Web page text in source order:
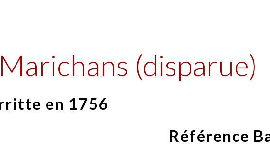
(disparue)
en 1756
Référence